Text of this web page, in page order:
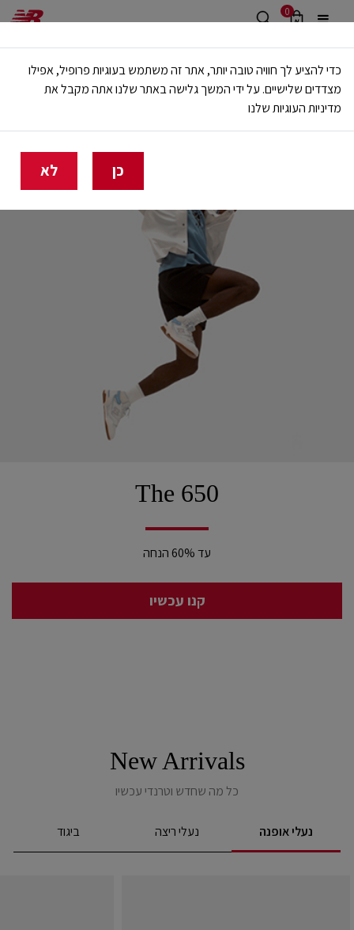
0
משלוח חינם מעל 499 ש"ח
🔥 20% הנחה על כל הביגוד באתר ובחנויות - לזמן מוגבל
The 650
עד 60% הנחה
קנו עכשיו
New Arrivals
כל מה שחדש וטרנדי עכשיו
נעלי אופנה נעלי ריצה ביגוד
כדי להציע לך חוויה טובה יותר, אתר זה משתמש בעוגיות פרופיל, אפילו
מצדדים שלישיים. על ידי המשך גלישה באתר שלנו אתה מקבל את
מדיניות העוגיות שלנו
כן לא